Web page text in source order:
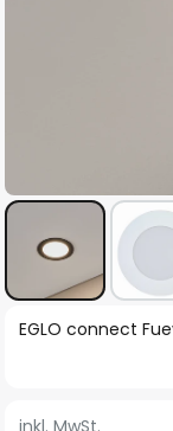
Zum
EGLO connect
inkl. MwSt.